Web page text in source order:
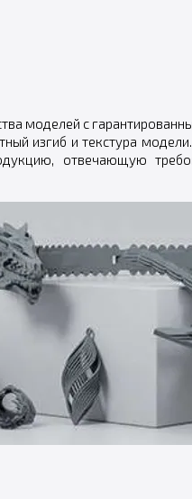
моделей с
изгиб и текстура
отвечающую